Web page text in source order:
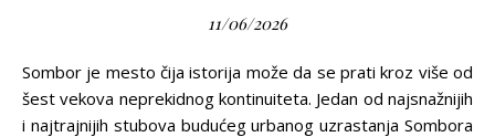
11/06/2026
Sombor je mesto čija istorija može da se prati kroz više od
šest vekova neprekidnog kontinuiteta. Jedan od najsnažnijih
i najtrajnijih stubova budućeg urbanog uzrastanja Sombora